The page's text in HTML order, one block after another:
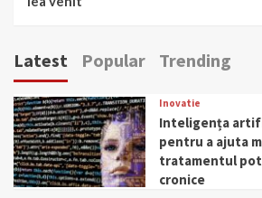
Latest Popular Trending
Inovatie
Inteligența
pentru a ajuta
tratamentul
cronice